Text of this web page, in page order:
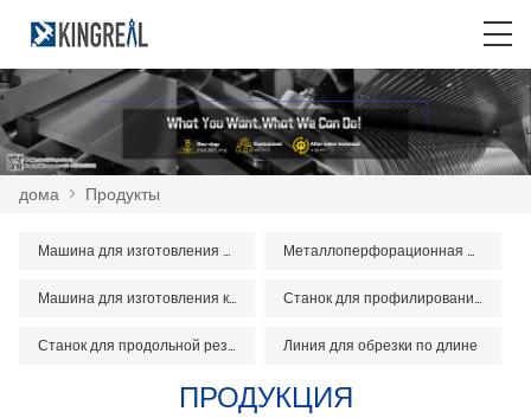
дома > Продукты
Машина для изготовления металлических потолков Металлоперфорационная машина
Машина для изготовления киля из легкой стали Станок для профилирования валов
Станок для продольной резки рулонов Линия для обрезки по длине
ПРОДУКЦИЯ